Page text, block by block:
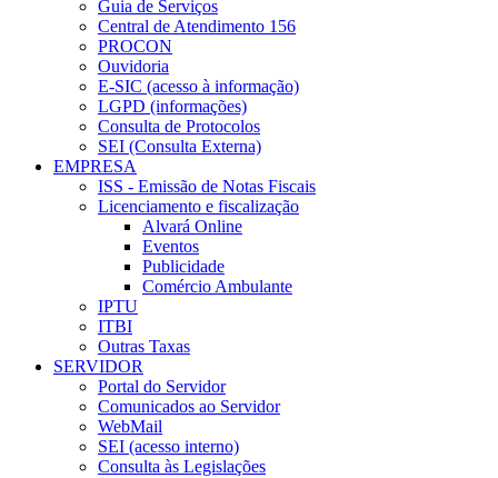
Guia de Serviços
Central de Atendimento 156
PROCON
Ouvidoria
E-SIC (acesso à informação)
LGPD (informações)
Consulta de Protocolos
SEI (Consulta Externa)
EMPRESA
ISS - Emissão de Notas Fiscais
Licenciamento e fiscalização
Alvará Online
Eventos
Publicidade
Comércio Ambulante
IPTU
ITBI
Outras Taxas
SERVIDOR
Portal do Servidor
Comunicados ao Servidor
WebMail
SEI (acesso interno)
Consulta às Legislações